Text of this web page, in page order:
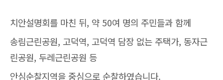
치안설명회를 마친 뒤, 약 50여 명의 주민들과 함께
송림근린공원, 고덕역, 고덕역 담장 없는 주택가, 동자근
린공원, 두레근린공원 등
안심순찰지역을 중심으로 순찰하였습니다.